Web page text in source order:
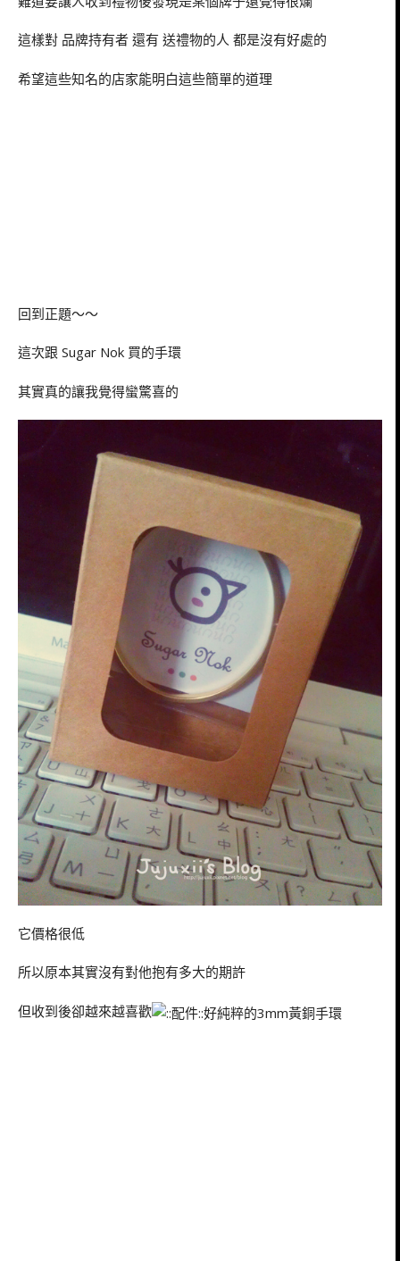
這樣對 品牌持有者 還有 送禮物的人 都是沒有好處的
希望這些知名的店家能明白這些簡單的道理
回到正題～～
這次跟 Sugar Nok 買的手環
其實真的讓我覺得蠻驚喜的
它價格很低
所以原本其實沒有對他抱有多大的期許
但收到後卻越來越喜歡